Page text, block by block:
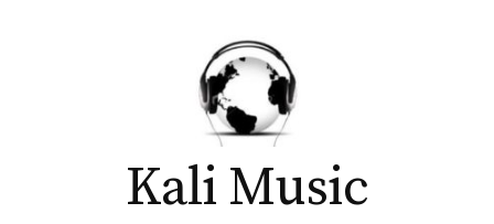
Kali Music